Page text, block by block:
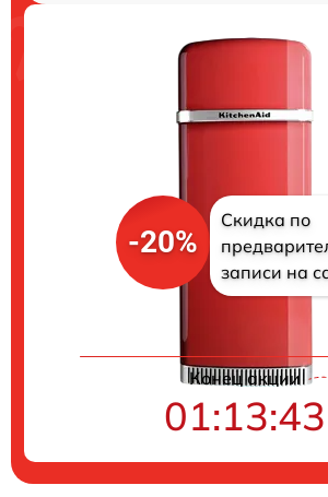
-20%
Скидка по
записи на
Конец акции
01:13:42